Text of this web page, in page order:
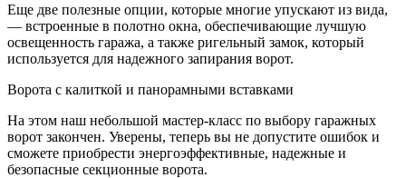
Еще две полезные опции, которые многие упускают из вида,
— встроенные в полотно окна, обеспечивающие лучшую
освещенность гаража, а также ригельный замок, который
используется для надежного запирания ворот.
Ворота с калиткой и панорамными вставками
На этом наш небольшой мастер-класс по выбору гаражных
ворот закончен. Уверены, теперь вы не допустите ошибок и
сможете приобрести энергоэффективные, надежные и
безопасные секционные ворота.